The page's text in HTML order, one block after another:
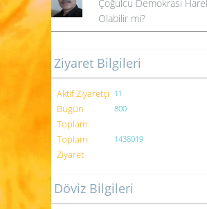
Çoğulcu Demokrasi
Olabilir mi?
Ziyaret Bilgileri
Aktif Ziyaretçi 11
Bugün
Toplam
800
Toplam
Ziyaret
1438019
Döviz Bilgileri